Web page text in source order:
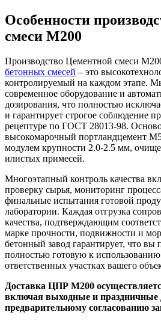
Особенности
смеси М200
Производство Цементной смеси
бетонных смесей – это
контролируемый на каждом этапе.
современное оборудование и
дозирования, что полностью
и гарантирует строгое соблюдение
рецептуре по ГОСТ 28013-98.
высокомарочный портландцемент
модулем крупности 2.0-2.5 мм,
илистых примесей.
Многоэтапный контроль качества
проверку сырья, мониторинг
финальные испытания готовой
лаборатории. Каждая отгрузка
качества, подтверждающим
марке прочности, подвижности и
бетонный завод гарантирует, что
полностью готовую к
ответственных участках вашего
Доставка ЦПР М200
включая выходные и праздничные
предварительному согласованию